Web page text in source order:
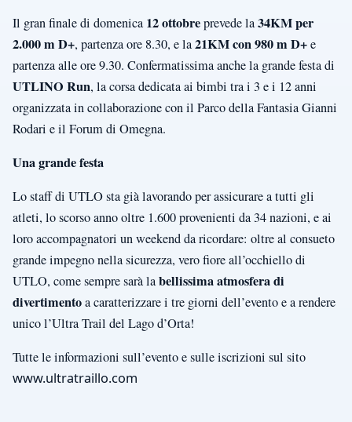
Il gran finale di domenica 12 ottobreprevede la34KM per
2.000 m D+, partenza ore 8.30, e la21KM con 980 m D+e
partenza alle ore 9.30. Confermatissima anche la grande festa di
UTLINO Run, la corsa dedicata ai bimbi tra i 3 e i 12 anni
organizzata in collaborazione con il Parco della Fantasia Gianni
Rodari e il Forum di Omegna.
Una grande festa
Lo staff di UTLO sta già lavorando per assicurare a tutti gli
atleti, lo scorso anno oltre 1.600 provenienti da 34 nazioni, e ai
loro accompagnatori un weekend da ricordare: oltre al consueto
grande impegno nella sicurezza, vero fiore all’occhiello di
UTLO, come sempre sarà labellissima atmosfera di
divertimentoa caratterizzare i tre giorni dell’evento e a rendere
unico l’Ultra Trail del Lago d’Orta!
Tutte le informazioni sull’evento e sulle iscrizioni sul sito
www.ultratraillo.com